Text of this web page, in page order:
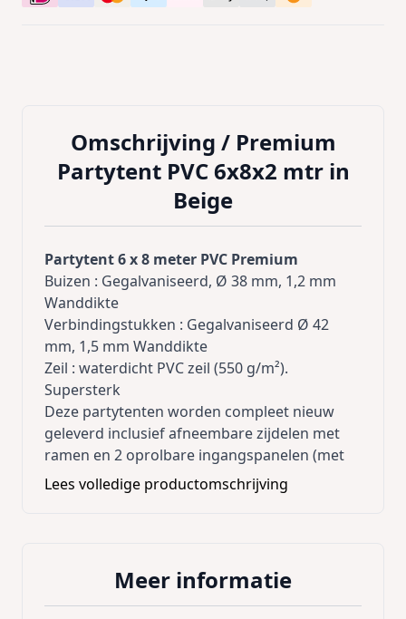
Omschrijving / Premium
Partytent PVC 6x8x2 mtr in
Beige
Partytent 6 x 8 meter PVC Premium
Buizen : Gegalvaniseerd, Ø 38 mm, 1,2 mm
Wanddikte
Verbindingstukken : Gegalvaniseerd Ø 42
mm, 1,5 mm Wanddikte
Zeil : waterdicht PVC zeil (550 g/m²).
Supersterk
Deze partytenten worden compleet nieuw
geleverd inclusief afneembare zijdelen met
ramen en 2 oprolbare ingangspanelen (met
rits) en met alle bevestigingsmaterialen.
sterker dan gestikte naden
Al de zijzeilen beschikken over tochtflappen /
Lees volledige productomschrijving
Meer informatie